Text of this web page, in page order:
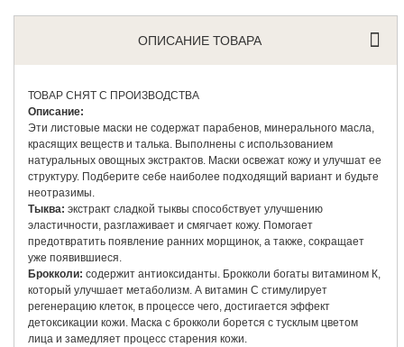
ОПИСАНИЕ ТОВАРА
ТОВАР СНЯТ С ПРОИЗВОДСТВА
Описание:
Эти листовые маски не содержат парабенов, минерального масла,
красящих веществ и талька. Выполнены с использованием
натуральных овощных экстрактов. Маски освежат кожу и улучшат ее
структуру. Подберите себе наиболее подходящий вариант и будьте
неотразимы.
Тыква: экстракт сладкой тыквы способствует улучшению
эластичности, разглаживает и смягчает кожу. Помогает
предотвратить появление ранних морщинок, а также, сокращает
уже появившиеся.
Брокколи: содержит антиоксиданты. Брокколи богаты витамином К,
который улучшает метаболизм. А витамин С стимулирует
регенерацию клеток, в процессе чего, достигается эффект
детоксикации кожи. Маска с брокколи борется с тусклым цветом
лица и замедляет процесс старения кожи.